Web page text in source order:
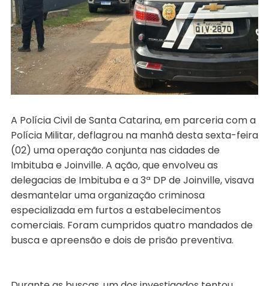
A Polícia Civil de Santa Catarina, em parceria com a
Polícia Militar, deflagrou na manhã desta sexta-feira
(02) uma operação conjunta nas cidades de
Imbituba e Joinville. A ação, que envolveu as
delegacias de Imbituba e a 3ª DP de Joinville, visava
desmantelar uma organização criminosa
especializada em furtos a estabelecimentos
comerciais. Foram cumpridos quatro mandados de
busca e apreensão e dois de prisão preventiva.